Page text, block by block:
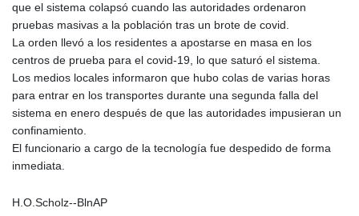
que el sistema colapsó cuando las autoridades ordenaron
pruebas masivas a la población tras un brote de covid.
La orden llevó a los residentes a apostarse en masa en los
centros de prueba para el covid-19, lo que saturó el sistema.
Los medios locales informaron que hubo colas de varias horas
para entrar en los transportes durante una segunda falla del
sistema en enero después de que las autoridades impusieran un
confinamiento.
El funcionario a cargo de la tecnología fue despedido de forma
inmediata.
H.O.Scholz--BlnAP